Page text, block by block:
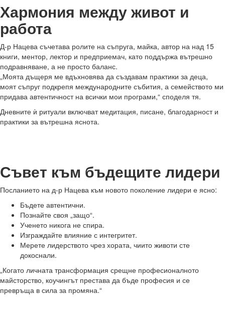
Хармония между живот и
работа
Д-р Нацева съчетава ролите на съпруга, майка, автор на над 15
книги, ментор, лектор и предприемач, като поддържа вътрешно
подравняване, а не просто баланс.
„Моята дъщеря ме вдъхновява да създавам практики за деца,
моят съпруг подкрепя международните събития, а семейството ми
придава автентичност на всички мои програми,“ споделя тя.
Дневните ѝ ритуали включват медитация, писане, благодарност и
практики за вътрешна яснота.
Съвет към бъдещите лидери
Посланието на д-р Нацева към новото поколение лидери е ясно:
Бъдете автентични.
Познайте своя „защо“.
Ученето никога не спира.
Изграждайте влияние с интегритет.
Мерете лидерството чрез хората, чиито животи сте
докоснали.
„Когато личната трансформация срещне професионалното
майсторство, коучингът престава да бъде професия и се
превръща в сила за промяна.“